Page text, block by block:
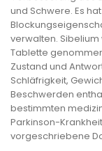
und Schwere. Es
verwalten.
Tablette
Zustand und
Schläfrigkeit,
Beschwerden
bestimmten
Parkinson-
vorgeschriebene